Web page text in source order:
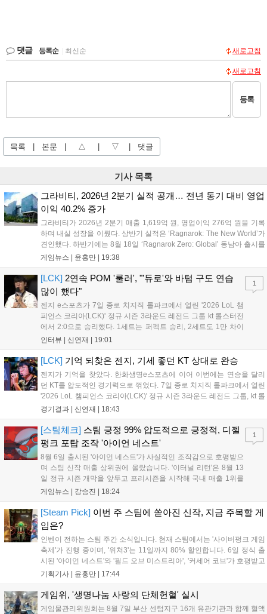
댓글 등록순 최신순 새로고침
새로고침
등록
목록 본문 △ ▽ 댓글
기사 목록
그라비티, 2026년 2분기 실적 공개… 전년 동기 대비 영업
이익 40.2% 증가
그라비티가 2026년 2분기 매출 1,619억 원, 영업이익 276억 원을 기록
하며 내실 성장을 이뤘다. 상반기 실적은 ‘Ragnarok: The New World’가
견인했다. 하반기에는 8월 18일 ‘Ragnarok Zero: Global’ 동남아 출시를
시작으로 9월 3일 ‘달려라 헤베레케 EX’, 9월 22일 ‘갈바테인’ 등 다양한
이’ 출시가 예정돼 있으며, 2027년에는 ‘Ragnarok 3’ 등 대작을 글로벌
출시할 계획이다. 그라비티는 조인트벤처 설립과 라그나로크 에코 시스
템 구축을 통해 신성장 동력을 확보할 방침이다....
게임뉴스 | 윤홍만 19:38
[LCK] 2연속 POM '룰러', "'듀로'와 바텀 구도 연습
많이 했다"
젠지 e스포츠가 7일 종로 치지직 롤파크에서 열린 '2026 LoL 챔
피언스 코리아(LCK)' 정규 시즌 3라운드 레전드 그룹 kt 롤스터전
에서 2:0으로 승리했다. 1세트는 퍼펙트 승리, 2세트도 1만 차이
를 벌리며 25분 만에 승리하면서 말 그대로 압도적인 경기력을 선
하며 POM에 선정됐...
인터뷰 | 신연재 19:01
1
[LCK] 기억 되찾은 젠지, 기세 좋던 KT 상대로 완승
젠지가 기억을 찾았다. 한화생명e스포츠에 이어 이번에는 연승을 달리
던 KT를 압도적인 경기력으로 꺾었다. 7일 종로 치지직 롤파크에서 열린
'2026 LoL 챔피언스 코리아(LCK)' 정규 시즌 3라운드 레전드 그룹, kt 롤
스터와 젠지 e스포츠의 대결에서 젠지가 압승을 거뒀다. 개막주까지만
경기결과 | 신연재 18:43
[스팀체크] 스팀 긍정 99% 압도적으로 긍정적, 디젤
펑크 포탑 조작 '아이언 네스트'
8월 6일 출시된 '아이언 네스트'가 사실적인 조작감으로 호평받으
며 스팀 신작 매출 상위권에 올랐습니다. '이터널 리턴'은 8월 13
일 정규 시즌 개막을 앞두고 프리시즌을 시작해 국내 매출 1위를
기록했습니다. 25주년을 맞은 '고스트 리콘' 시리즈는 8월 6일 쇼
'마블 투혼: 파이팅 소울즈'와 레트로 수리 시뮬레이션 '리스토
리'도 스팀에 정식 출시되었습니다....
게임뉴스 | 강승진 18:24
1
[Steam Pick] 이번 주 스팀에 쏟아진 신작, 지금 주목할 게
임은?
인벤이 전하는 스팀 주간 소식입니다. 현재 스팀에서는 '사이버펑크 게임
축제'가 진행 중이며, '위쳐3'는 11일까지 80% 할인합니다. 6일 정식 출
시된 '아이언 네스트'와 '필드 오브 미스트리아', '커세어 코브'가 호평받고
있습니다. 한편, 7일 출시된 '마블 투혼'은 태그 시스템에 대한 호불호가
랜드'는 7년 만의 대규모 업데이트 '라스트 라이츠'와 함께 95% 할인 중
입니다....
기획기사 | 윤홍만 17:44
게임위, '생명나눔 사랑의 단체헌혈' 실시
게임물관리위원회는 8월 7일 부산 센텀지구 16개 유관기관과 함께 혈액